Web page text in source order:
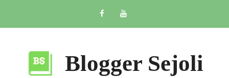
content
Blogger Sejoli